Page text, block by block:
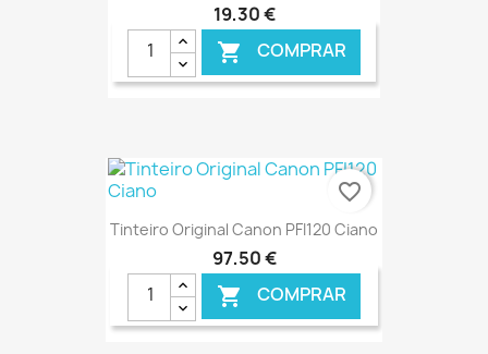
19,30 €
 COMPRAR
€ ONLINE
Tinteiro Original Canon PFI120 Ciano
97,50 €
 COMPRAR
favorite_border